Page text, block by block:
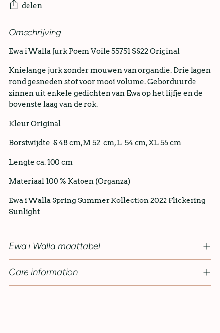
delen
Omschrijving
Ewa i Walla Jurk Poem Voile 55751 SS22 Original
Knielange jurk zonder mouwen van organdie. Drie lagen
rond gesneden stof voor mooi volume. Geborduurde
zinnen uit enkele gedichten van Ewa op het lijfje en de
bovenste laag van de rok.
Kleur Original
Borstwijdte S 48 cm, M 52 cm, L 54 cm, XL 56 cm
Lengte ca. 100 cm
Materiaal 100 % Katoen (Organza)
Ewa i Walla Spring Summer Kollection 2022 Flickering
Sunlight
Ewa i Walla maattabel
Care information